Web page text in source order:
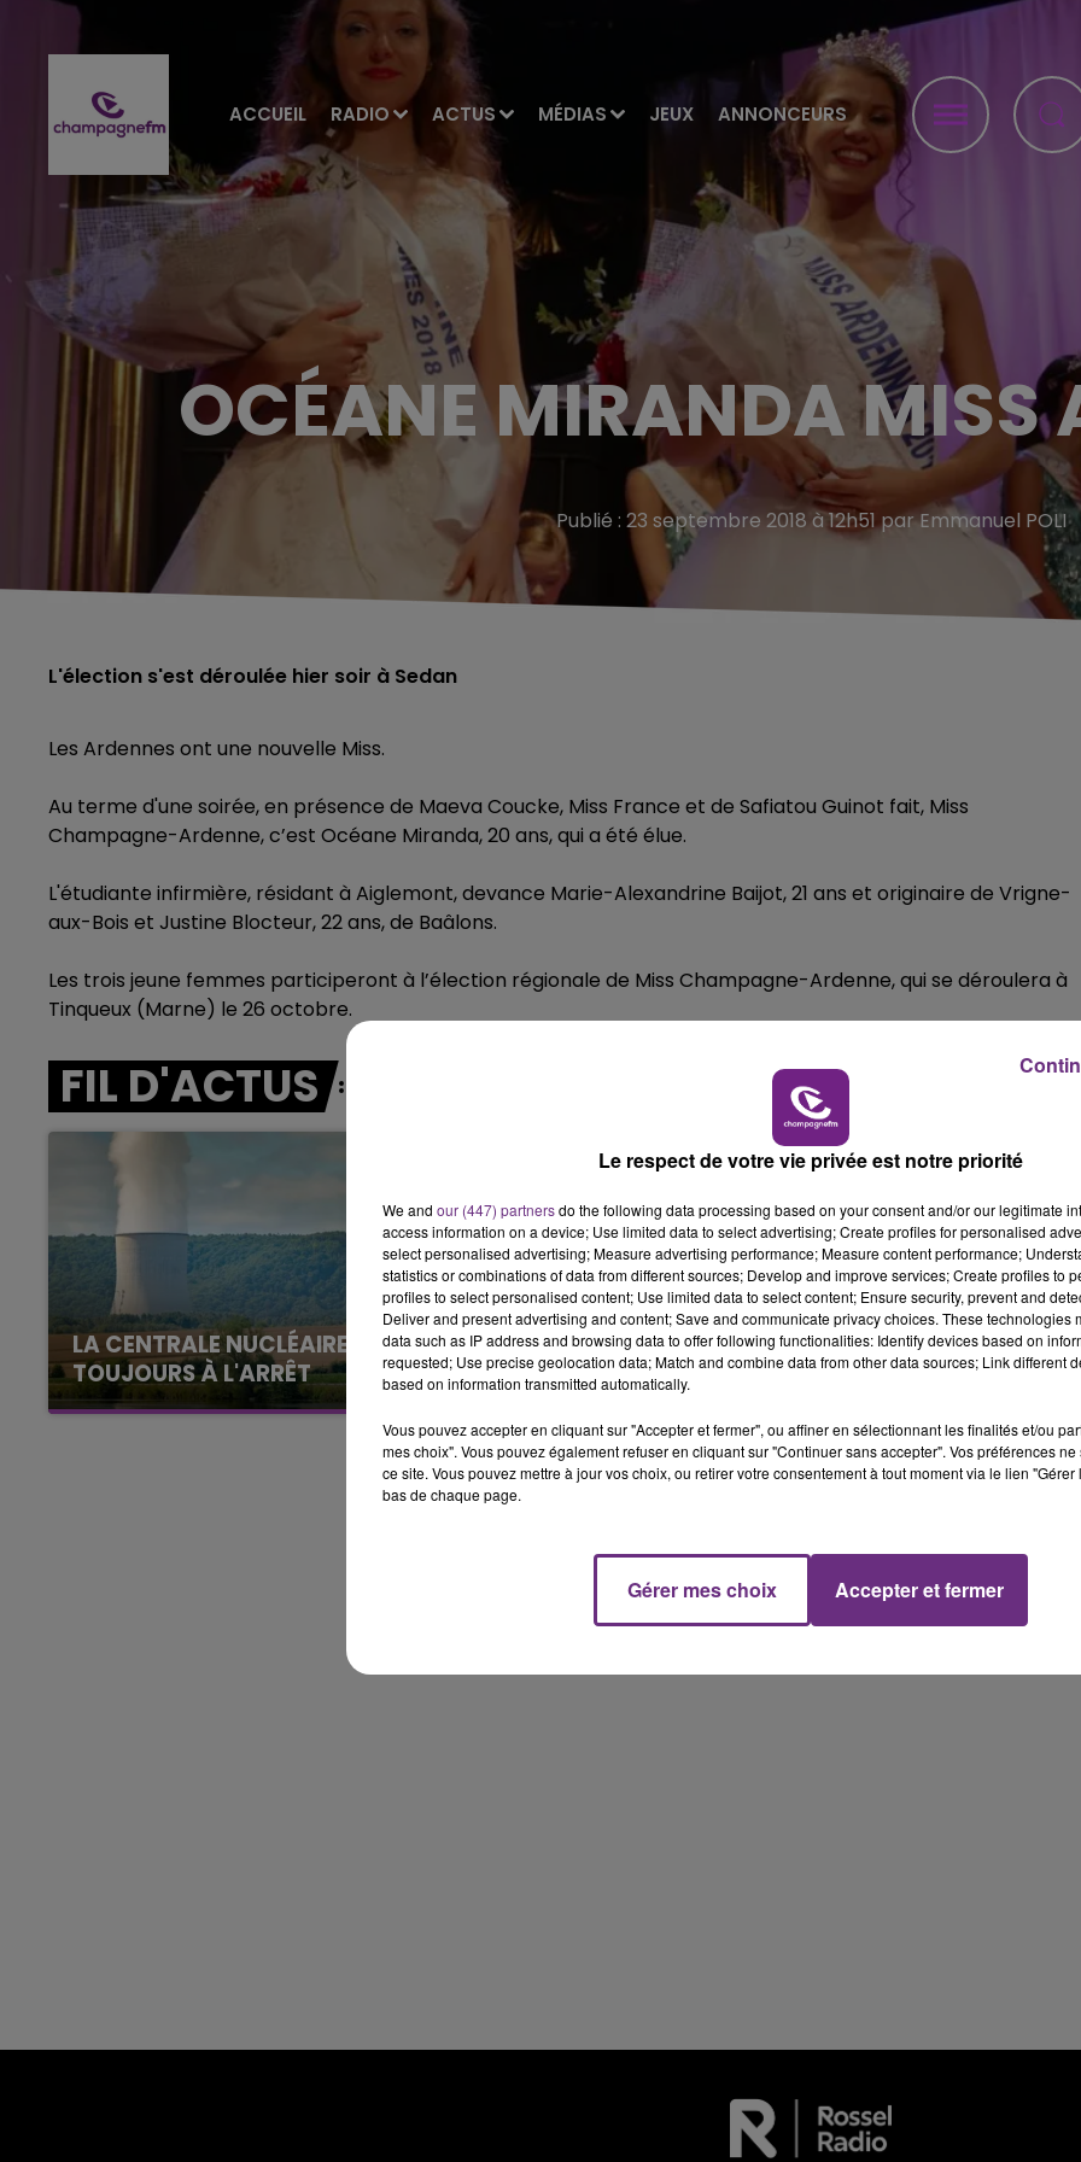
ACCUEIL RADIO ACTUS MÉDIAS JEUX ANNONCEURS
16h00 - 20h00
LE WEEK-END CHAMPAGNE FM
OCÉANE MIRANDA MISS
Publié : 23 septembre 2018 à 12h51 par Emmanuel POLI
L'élection s'est déroulée hier soir à Sedan
Les Ardennes ont une nouvelle Miss.
Au terme d'une soirée, en présence de Maeva Coucke, Miss France et de Safiatou Guinot fait, Miss
Champagne-Ardenne, c’est Océane Miranda, 20 ans, qui a été élue.
L'étudiante infirmière, résidant à Aiglemont, devance Marie-Alexandrine Baijot, 21 ans et originaire de Vrigne-
aux-Bois et Justine Blocteur, 22 ans, de Baâlons.
Les trois jeune femmes participeront à l’élection régionale de Miss Champagne-Ardenne, qui se déroulera à
Tinqueux (Marne) le 26 octobre.
FIL D'ACTUS
LA CENTRALE NUCLÉAIRE DE CHOOZ
TOUJOURS À L'ARRÊT
Cela fait déjà une semaine que la centrale
nucléaire ardennaise est à l'arrêt. Une situation
justifiée par la sécheresse intense qui est
LE MAGASIN JOUÉCLUB DE REIMS FERME
SES PORTES
rémois. Le magasin JouéClub est contraint de
fermer ses portes.
11h00 - 16h00
Le week-end Champagne FM
Le respect de votre vie privée est notre priorité
We and our (447) partnersdo the following data processing based on your consent and/or our legitimate
access information on a device; Use limited data to select advertising; Create profiles for personalised
select personalised advertising; Measure advertising performance; Measure content performance;
statistics or combinations of data from different sources; Develop and improve services; Create profiles to
profiles to select personalised content; Use limited data to select content; Ensure security, prevent and
Deliver and present advertising and content; Save and communicate privacy choices. These technologies
data such as IP address and browsing data to offer following functionalities: Identify devices based on
requested; Use precise geolocation data; Match and combine data from other data sources; Link different
based on information transmitted automatically.
Vous pouvez accepter en cliquant sur "Accepter et fermer", ou affiner en sélectionnant les finalités et/ou
mes choix". Vous pouvez également refuser en cliquant sur "Continuer sans accepter". Vos préférences
ce site. Vous pouvez mettre à jour vos choix, ou retirer votre consentement à tout moment via le lien
bas de chaque page.
Gérer mes choix Accepter et fermer